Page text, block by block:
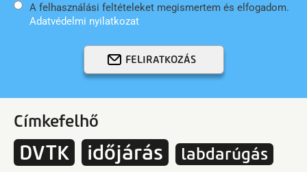
A felhasználási feltételeket megismertem és elfogadom.
Adatvédelmi nyilatkozat
FELIRATKOZÁS
Címkefelhő
DVTK időjárás
labdarúgás